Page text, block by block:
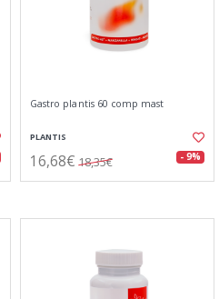
Gastro plantis 60 comp mast
PLANTIS
16,68€ 18,35€ - 9%